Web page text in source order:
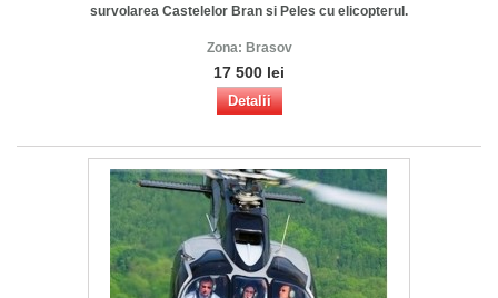
survolarea Castelelor Bran si Peles cu elicopterul.
Zona: Brasov
17 500 lei
Detalii